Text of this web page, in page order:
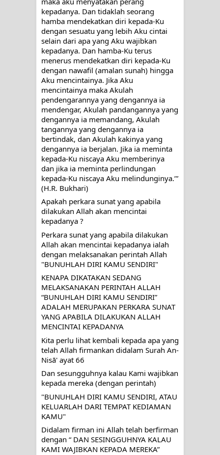
kepadanya. Dan tidaklah seorang
hamba mendekatkan diri kepada-Ku
dengan sesuatu yang lebih Aku cintai
selain dari apa yang Aku wajibkan
kepadanya. Dan hamba-Ku terus
menerus mendekatkan diri kepada-Ku
dengan nawafil (amalan sunah) hingga
Aku mencintainya. Jika Aku
mencintainya maka Akulah
pendengarannya yang dengannya ia
mendengar, Akulah pandangannya yang
dengannya ia memandang, Akulah
tangannya yang dengannya ia
bertindak, dan Akulah kakinya yang
dengannya ia berjalan. Jika ia meminta
kepada-Ku niscaya Aku memberinya
dan jika ia meminta perlindungan
kepada-Ku niscaya Aku melindunginya.’”
(H.R. Bukhari)
Apakah perkara sunat yang apabila
dilakukan Allah akan mencintai
kepadanya ?
Perkara sunat yang apabila dilakukan
Allah akan mencintai kepadanya ialah
dengan melaksanakan perintah Allah
"BUNUHLAH DIRI KAMU SENDIRI"
KENAPA DIKATAKAN SEDANG
MELAKSANAKAN PERINTAH ALLAH
“BUNUHLAH DIRI KAMU SENDIRI”
ADALAH MERUPAKAN PERKARA SUNAT
YANG APABILA DILAKUKAN ALLAH
MENCINTAI KEPADANYA
Kita perlu lihat kembali kepada apa yang
telah Allah firmankan didalam Surah An-
Nisā' ayat 66
Dan sesungguhnya kalau Kami wajibkan
kepada mereka (dengan perintah)
"BUNUHLAH DIRI KAMU SENDIRI, ATAU
KELUARLAH DARI TEMPAT KEDIAMAN
KAMU"
Didalam firman ini Allah telah berfirman
dengan “ DAN SESINGGUHNYA KALAU
KAMI WAJIBKAN KEPADA MEREKA”